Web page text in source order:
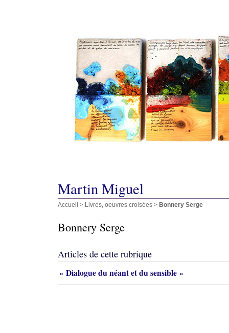
Martin Miguel
Accueil > Livres, oeuvres croisées > Bonnery Serge
Bonnery Serge
Articles de cette rubrique
« Dialogue du néant et du sensible »